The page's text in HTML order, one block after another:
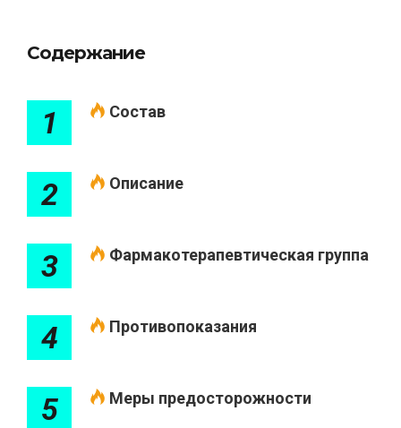
Содержание
1 Состав
2 Описание
3 Фармакотерапевтическая группа
4 Противопоказания
5 Меры предосторожности